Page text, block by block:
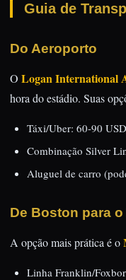
Guia de
Do Aeroporto
O Logan International
hora do estádio. Suas
Táxi/Uber: 60-90
Combinação Silver
Aluguel de carro
De Boston para
A opção mais prática é o
Linha Franklin/